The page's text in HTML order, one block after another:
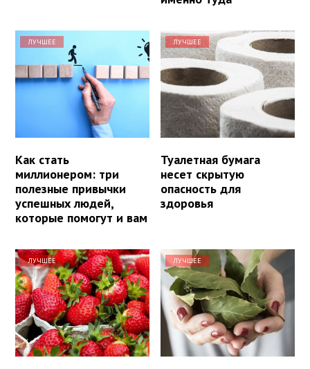
ЛУЧШЕЕ
Как стать
миллионером: три
полезные привычки
успешных людей,
которые помогут и вам
ЛУЧШЕЕ
Туалетная бумага
несет скрытую
опасность для
здоровья
ЛУЧШЕЕ ЛУЧШЕЕ